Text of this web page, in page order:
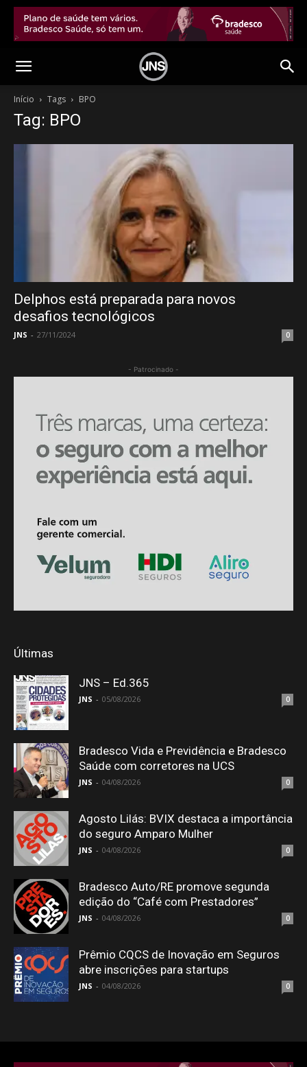
Início Tags BPO
Tag: BPO
Delphos está preparada para novos
desafios tecnológicos
JNS - 27/11/2024 0
- Patrocinado -
Últimas
JNS – Ed.365
JNS - 05/08/2026 0
Bradesco Vida e Previdência e Bradesco
Saúde com corretores na UCS
JNS - 04/08/2026 0
Agosto Lilás: BVIX destaca a importância
do seguro Amparo Mulher
JNS - 04/08/2026 0
Bradesco Auto/RE promove segunda
edição do “Café com Prestadores”
JNS - 04/08/2026 0
Prêmio CQCS de Inovação em Seguros
abre inscrições para startups
JNS - 04/08/2026 0